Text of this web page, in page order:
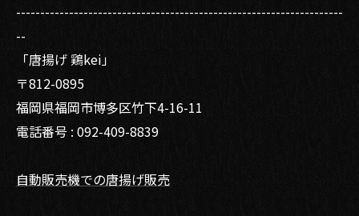
--------------------------------------------------------------------
--
「唐揚げ 鶏kei」
〒812-0895
福岡県福岡市博多区竹下4-16-11
電話番号 : 092-409-8839
自動販売機での唐揚げ販売